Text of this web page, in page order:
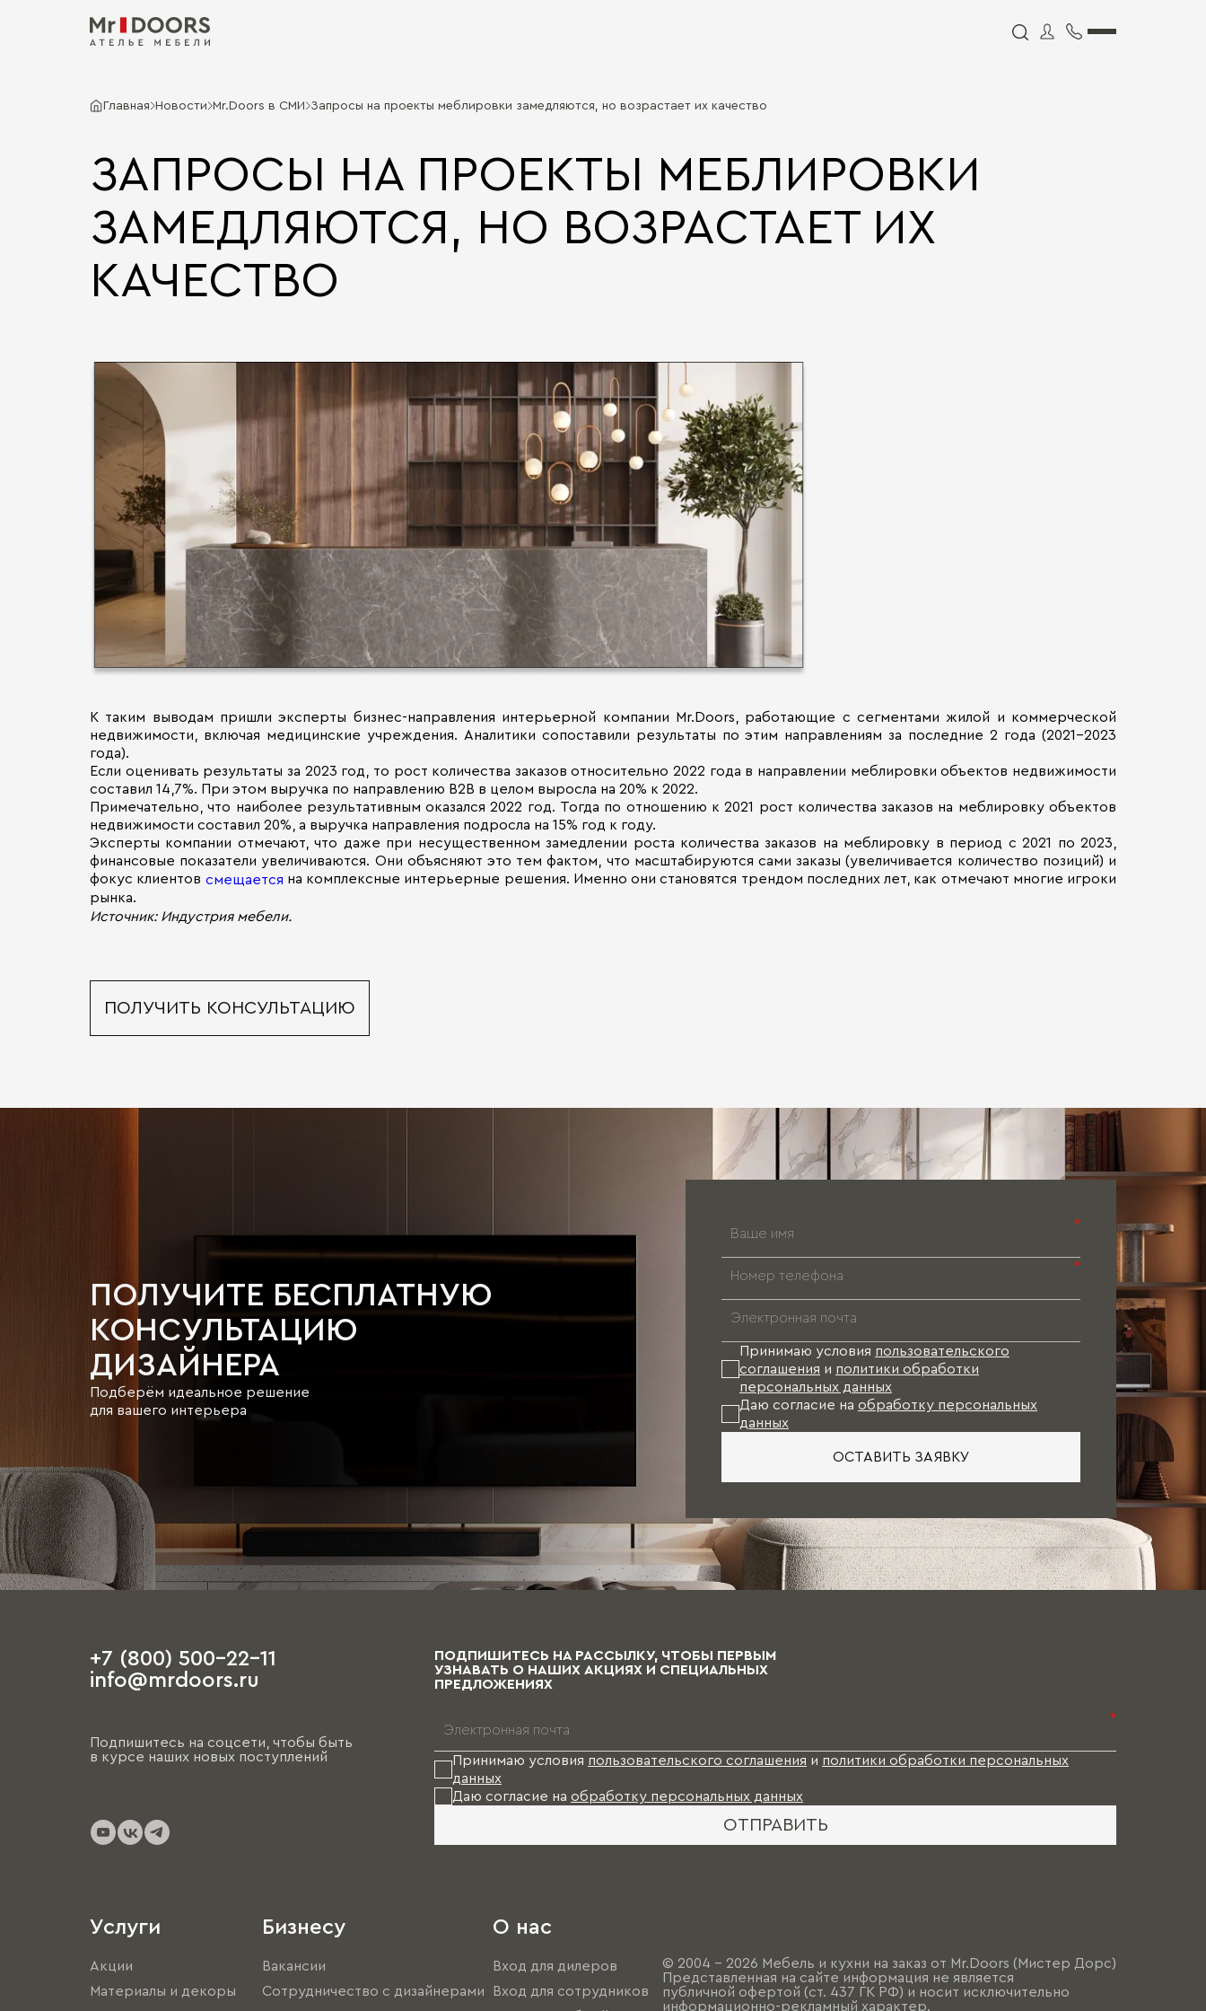
Главная Новости Mr.Doors в СМИ Запросы на проекты меблировки замедляются, но возрастает их качество
ЗАПРОСЫ НА ПРОЕКТЫ МЕБЛИРОВКИ
ЗАМЕДЛЯЮТСЯ, НО ВОЗРАСТАЕТ ИХ
КАЧЕСТВО
К таким выводам пришли эксперты бизнес-направления интерьерной компании Mr.Doors, работающие с сегментами жилой и коммерческой
недвижимости, включая медицинские учреждения. Аналитики сопоставили результаты по этим направлениям за последние 2 года (2021-2023
года).
Если оценивать результаты за 2023 год, то рост количества заказов относительно 2022 года в направлении меблировки объектов недвижимости
составил 14,7%. При этом выручка по направлению B2B в целом выросла на 20% к 2022.
Примечательно, что наиболее результативным оказался 2022 год. Тогда по отношению к 2021 рост количества заказов на меблировку объектов
недвижимости составил 20%, а выручка направления подросла на 15% год к году.
Эксперты компании отмечают, что даже при несущественном замедлении роста количества заказов на меблировку в период с 2021 по 2023,
финансовые показатели увеличиваются. Они объясняют это тем фактом, что масштабируются сами заказы (увеличивается количество позиций) и
фокус клиентов смещается на комплексные интерьерные решения. Именно они становятся трендом последних лет, как отмечают многие игроки
рынка.
Источник: Индустрия мебели.
ПОЛУЧИТЬ КОНСУЛЬТАЦИЮ
ПОЛУЧИТЕ БЕСПЛАТНУЮ
КОНСУЛЬТАЦИЮ
ДИЗАЙНЕРА
Подберём идеальное решение
для вашего интерьера
*
*
Принимаю условия пользовательского
соглашения и политики обработки
персональных данных
Даю согласие на обработку персональных
данных
ОСТАВИТЬ ЗАЯВКУ
+7 (800) 500-22-11
info@mrdoors.ru
Подпишитесь на соцсети, чтобы быть
в курсе наших новых поступлений
ПОДПИШИТЕСЬ НА РАССЫЛКУ, ЧТОБЫ ПЕРВЫМ
УЗНАВАТЬ О НАШИХ АКЦИЯХ И СПЕЦИАЛЬНЫХ
ПРЕДЛОЖЕНИЯХ
*
Принимаю условия пользовательского соглашения и политики обработки персональных
данных
Даю согласие на обработку персональных данных
ОТПРАВИТЬ
Услуги
Акции
Материалы и декоры
Бизнесу
Вакансии
Сотрудничество с дизайнерами
О нас
Вход для дилеров
Вход для сотрудников
© 2004 - 2026 Мебель и кухни на заказ от Mr.Doors (Мистер Дорс)
Представленная на сайте информация не является
публичной офертой (ст. 437 ГК РФ) и носит исключительно
информационно-рекламный характер.